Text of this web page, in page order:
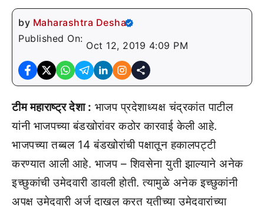
by Maharashtra Desha
Published On:
Oct 12, 2019 4:09 PM
टीम महाराष्ट्र देशा : भाजप प्रदेशाध्यक्ष चंद्रकांत पाटील
यांनी भाजपच्या बंडखोरांवर कठोर कारवाई केली आहे.
भाजपच्या तब्बल 14 बंडखोरांची पक्षातून हकालपट्टी
करण्यात आली आहे. भाजप – शिवसेना युती झाल्याने अनेक
इच्छुकांची उमेदवारी डावली होती. त्यामुळे अनेक इच्छुकांनी
अपक्ष उमेदवारी अर्ज दाखल करत युतीच्या उमेदवारांच्या